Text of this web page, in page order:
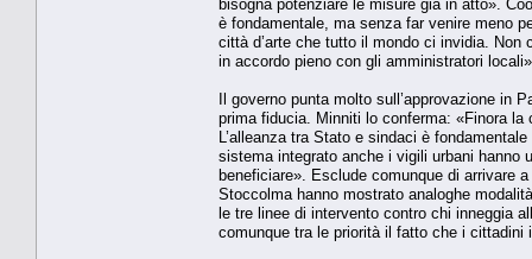
bisogna potenziare le misure già in atto».
è fondamentale, ma senza far venire meno
città d’arte che tutto il mondo ci invidia. Non
in accordo pieno con gli amministratori
Il governo punta molto sull’approvazione in
prima fiducia. Minniti lo conferma: «Finora
L’alleanza tra Stato e sindaci è
sistema integrato anche i vigili urbani hanno
beneficiare». Esclude comunque di arrivare
Stoccolma hanno mostrato analoghe
le tre linee di intervento contro chi inneggia
comunque tra le priorità il fatto che i